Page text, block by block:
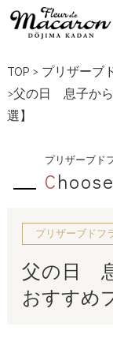
TOP> プリザーブ
>父の日 息子から
選】
プリザーブド
Choose
プリザーブドフ
父の日
おすすめ